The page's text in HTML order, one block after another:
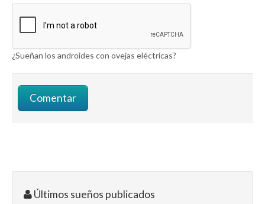
¿Sueñan los androides con ovejas eléctricas?
Últimos sueños publicados